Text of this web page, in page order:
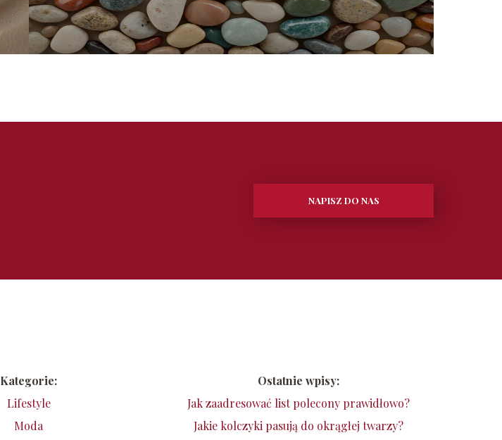
NAPISZ DO NAS
Kategorie:
Lifestyle
Moda
Ostatnie wpisy:
Jak zaadresować list polecony prawidłowo?
Jakie kolczyki pasują do okrągłej twarzy?